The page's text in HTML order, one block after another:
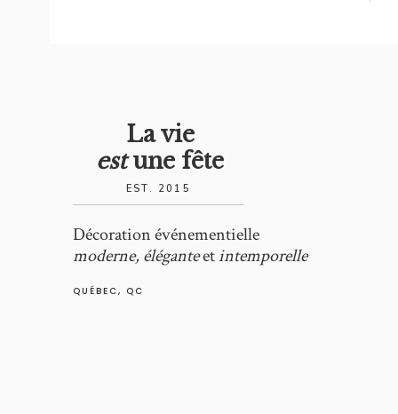
Décoration événementielle
moderne, éléganteetintemporelle
QUÉBEC, QC
La vie
estune fête
EST. 2015